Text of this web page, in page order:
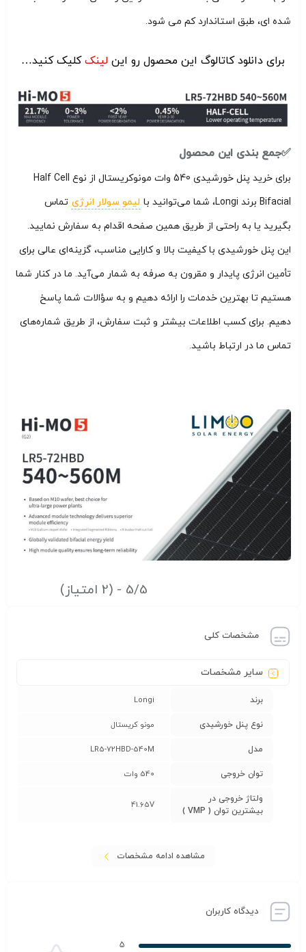
شده ای، طبق استاندارد کم می شود.
برای دانلود کاتالوگ این محصول رو این لینککلیک کنید…
✅جمع بندی این محصول
برای خرید پنل خورشیدی 540 وات مونوکریستال از نوع Half Cell
Bifacial برند Longi، شما می‌توانید با
لیمو سولار انرژی تماس
بگیرید یا به راحتی از طریق همین صفحه اقدام به سفارش نمایید.
این پنل خورشیدی با کیفیت بالا و کارایی مناسب، گزینه‌ای عالی برای
تأمین انرژی پایدار و مقرون به صرفه به شمار می‌آید. ما در کنار شما
هستیم تا بهترین خدمات را ارائه دهیم و به سؤالات شما پاسخ
دهیم. برای کسب اطلاعات بیشتر و ثبت سفارش، از طریق شماره‌های
تماس ما در ارتباط باشید.
5/5 - (2 امتیاز)
مشخصات کلی
سایر مشخصات
برند Longi
نوع پنل خورشیدی مونو کریستال
مدل LR5-72HBD-540M
توان خروجی 540 وات
ولتاژ خروجی در
بیشترین توان ( VMP )
41.65V
مشاهده ادامه مشخصات
دیدگاه کاربران
5